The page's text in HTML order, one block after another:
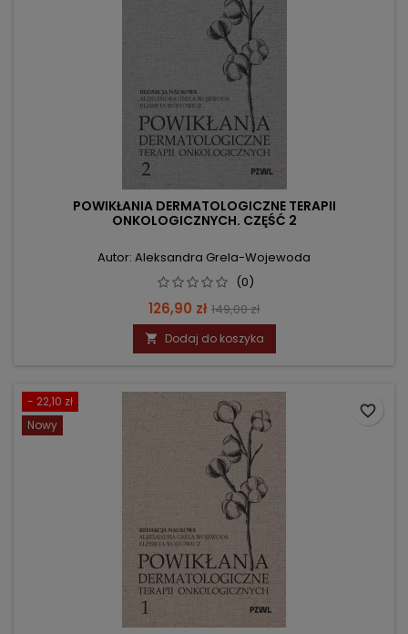
POWIKŁANIA DERMATOLOGICZNE TERAPII
ONKOLOGICZNYCH. CZĘŚĆ 2
Autor: Aleksandra Grela-Wojewoda
(0)
Cena
126,90 zł Cena
podstawowa
149,00 zł
 Dodaj do koszyka
- 22,10 zł
Nowy
favorite_border